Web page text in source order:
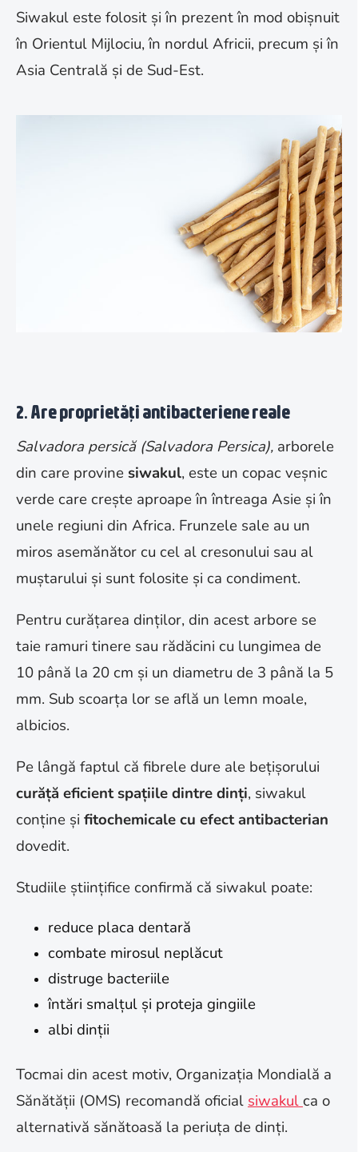
Siwakul este folosit și în prezent în mod obișnuit
în Orientul Mijlociu, în nordul Africii, precum și în
Asia Centrală și de Sud-Est.
2. Are proprietăți antibacteriene reale
Salvadora persică (Salvadora Persica), arborele
din care provine siwakul, este un copac veșnic
verde care crește aproape în întreaga Asie și în
unele regiuni din Africa. Frunzele sale au un
miros asemănător cu cel al cresonului sau al
muștarului și sunt folosite și ca condiment.
Pentru curățarea dinților, din acest arbore se
taie ramuri tinere sau rădăcini cu lungimea de
10 până la 20 cm și un diametru de 3 până la 5
mm. Sub scoarța lor se află un lemn moale,
albicios.
Pe lângă faptul că fibrele dure ale bețișorului
curăță eficient spațiile dintre dinți, siwakul
conține și fitochemicale cu efect antibacterian
dovedit.
Studiile științifice confirmă că siwakul poate:
reduce placa dentară
combate mirosul neplăcut
distruge bacteriile
întări smalțul și proteja gingiile
albi dinții
Tocmai din acest motiv, Organizația Mondială a
Sănătății (OMS) recomandă oficial siwakulca o
alternativă sănătoasă la periuța de dinți.